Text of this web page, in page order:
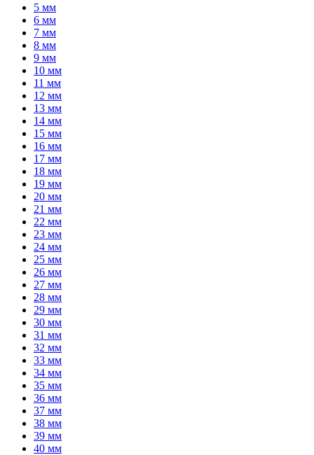
5 мм
6 мм
7 мм
8 мм
9 мм
10 мм
11 мм
12 мм
13 мм
14 мм
15 мм
16 мм
17 мм
18 мм
19 мм
20 мм
21 мм
22 мм
23 мм
24 мм
25 мм
26 мм
27 мм
28 мм
29 мм
30 мм
31 мм
32 мм
33 мм
34 мм
35 мм
36 мм
37 мм
38 мм
39 мм
40 мм